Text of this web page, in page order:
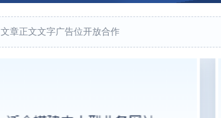
文章正文文字广告位开放合作